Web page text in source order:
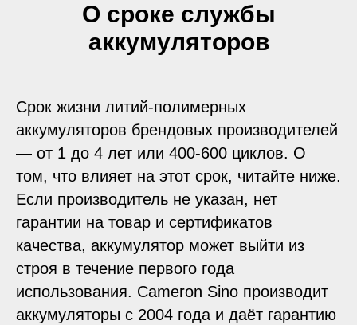
О сроке службы
аккумуляторов
Срок жизни литий-полимерных
аккумуляторов брендовых производителей
— от 1 до 4 лет или 400-600 циклов. О
том, что влияет на этот срок, читайте ниже.
Если производитель не указан, нет
гарантии на товар и сертификатов
качества, аккумулятор может выйти из
строя в течение первого года
использования. Cameron Sino производит
аккумуляторы с 2004 года и даёт гарантию